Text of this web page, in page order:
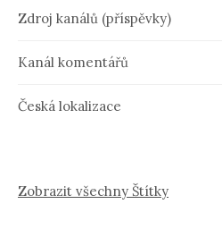
Zdroj kanálů (příspěvky)
Kanál komentářů
Česká lokalizace
Zobrazit všechny Štítky